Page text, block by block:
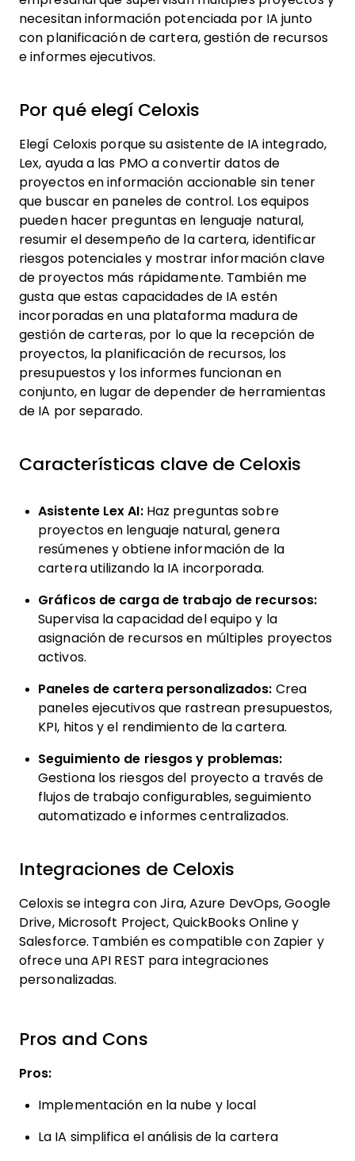
necesitan información potenciada por IA junto
con planificación de cartera, gestión de recursos
e informes ejecutivos.
Por qué elegí Celoxis
Elegí Celoxis porque su asistente de IA integrado,
Lex, ayuda a las PMO a convertir datos de
proyectos en información accionable sin tener
que buscar en paneles de control. Los equipos
pueden hacer preguntas en lenguaje natural,
resumir el desempeño de la cartera, identificar
riesgos potenciales y mostrar información clave
de proyectos más rápidamente. También me
gusta que estas capacidades de IA estén
incorporadas en una plataforma madura de
gestión de carteras, por lo que la recepción de
proyectos, la planificación de recursos, los
presupuestos y los informes funcionan en
conjunto, en lugar de depender de herramientas
de IA por separado.
Características clave de Celoxis
Asistente Lex AI:Haz preguntas sobre
proyectos en lenguaje natural, genera
resúmenes y obtiene información de la
cartera utilizando la IA incorporada.
Gráficos de carga de trabajo de recursos:
Supervisa la capacidad del equipo y la
asignación de recursos en múltiples proyectos
activos.
Paneles de cartera personalizados: Crea
paneles ejecutivos que rastrean presupuestos,
KPI, hitos y el rendimiento de la cartera.
Seguimiento de riesgos y problemas:
Gestiona los riesgos del proyecto a través de
flujos de trabajo configurables, seguimiento
automatizado e informes centralizados.
Integraciones de Celoxis
Celoxis se integra con Jira, Azure DevOps, Google
Drive, Microsoft Project, QuickBooks Online y
Salesforce. También es compatible con Zapier y
ofrece una API REST para integraciones
personalizadas.
Pros and Cons
Pros:
Implementación en la nube y local
La IA simplifica el análisis de la cartera